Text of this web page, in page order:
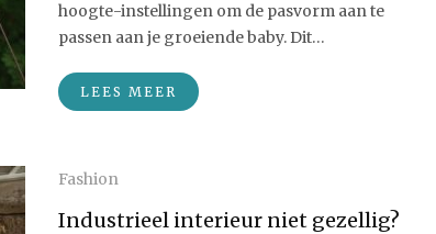
hoogte-instellingen om de pasvorm aan te
passen aan je groeiende baby. Dit…
LEES MEER
Fashion
Industrieel interieur niet gezellig?